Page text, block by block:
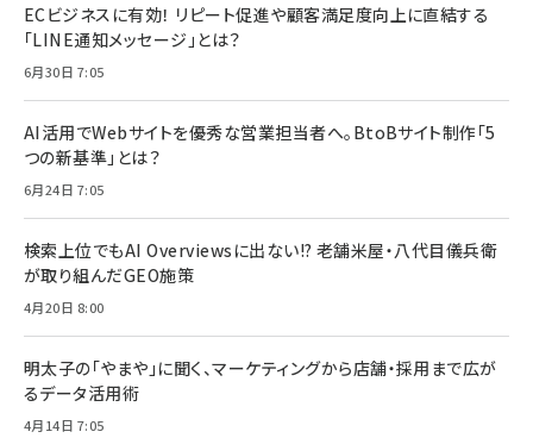
ECビジネスに有効！ リピート促進や顧客満足度向上に直結する
「LINE通知メッセージ」とは？
6月30日 7:05
AI活用でWebサイトを優秀な営業担当者へ。BtoBサイト制作「5
つの新基準」とは？
6月24日 7:05
検索上位でもAI Overviewsに出ない!? 老舗米屋・八代目儀兵衛
が取り組んだGEO施策
4月20日 8:00
明太子の「やまや」に聞く、マーケティングから店舗・採用まで広が
るデータ活用術
4月14日 7:05